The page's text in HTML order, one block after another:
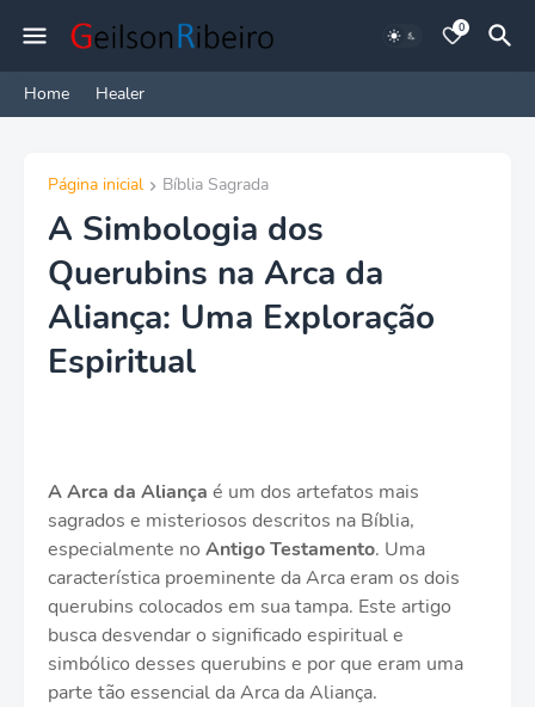
0
Home Healer
Página inicial Bíblia Sagrada
A Simbologia dos
Querubins na Arca da
Aliança: Uma Exploração
Espiritual
A Arca da Aliança é um dos artefatos mais
sagrados e misteriosos descritos na Bíblia,
especialmente no Antigo Testamento. Uma
característica proeminente da Arca eram os dois
querubins colocados em sua tampa. Este artigo
busca desvendar o significado espiritual e
simbólico desses querubins e por que eram uma
parte tão essencial da Arca da Aliança.